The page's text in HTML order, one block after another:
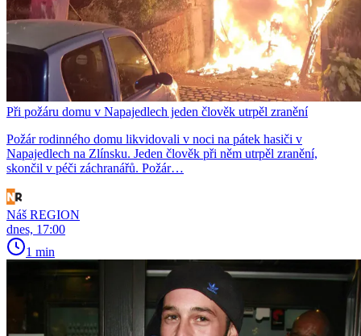
Při požáru domu v Napajedlech jeden člověk utrpěl zranění
Požár rodinného domu likvidovali v noci na pátek hasiči v
Napajedlech na Zlínsku. Jeden člověk při něm utrpěl zranění,
skončil v péči záchranářů. Požár…
Náš REGION
dnes, 17:00
1 min